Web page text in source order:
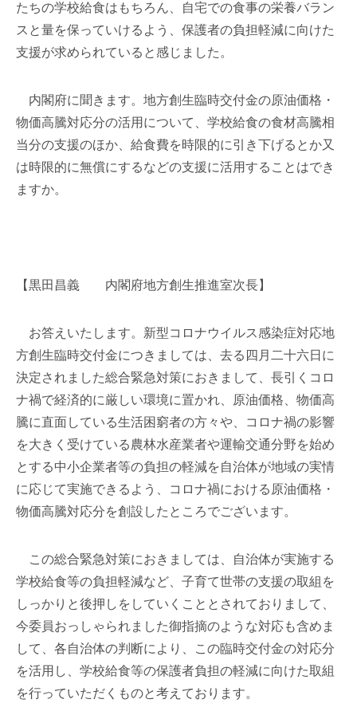
たちの学校給食はもちろん、自宅での食事の栄養バラン
スと量を保っていけるよう、保護者の負担軽減に向けた
支援が求められていると感じました。
内閣府に聞きます。地方創生臨時交付金の原油価格・
物価高騰対応分の活用について、学校給食の食材高騰相
当分の支援のほか、給食費を時限的に引き下げるとか又
は時限的に無償にするなどの支援に活用することはでき
ますか。
【黒田昌義 内閣府地方創生推進室次長】
お答えいたします。新型コロナウイルス感染症対応地
方創生臨時交付金につきましては、去る四月二十六日に
決定されました総合緊急対策におきまして、長引くコロ
ナ禍で経済的に厳しい環境に置かれ、原油価格、物価高
騰に直面している生活困窮者の方々や、コロナ禍の影響
を大きく受けている農林水産業者や運輸交通分野を始め
とする中小企業者等の負担の軽減を自治体が地域の実情
に応じて実施できるよう、コロナ禍における原油価格・
物価高騰対応分を創設したところでございます。
この総合緊急対策におきましては、自治体が実施する
学校給食等の負担軽減など、子育て世帯の支援の取組を
しっかりと後押しをしていくこととされておりまして、
今委員おっしゃられました御指摘のような対応も含めま
して、各自治体の判断により、この臨時交付金の対応分
を活用し、学校給食等の保護者負担の軽減に向けた取組
を行っていただくものと考えております。